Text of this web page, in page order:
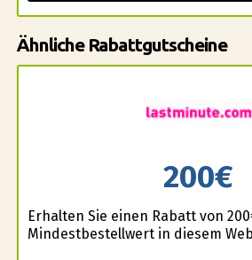
Ähnliche Rabattgutscheine
200€
Erhalten Sie einen Rabatt von
Mindestbestellwert in diesem